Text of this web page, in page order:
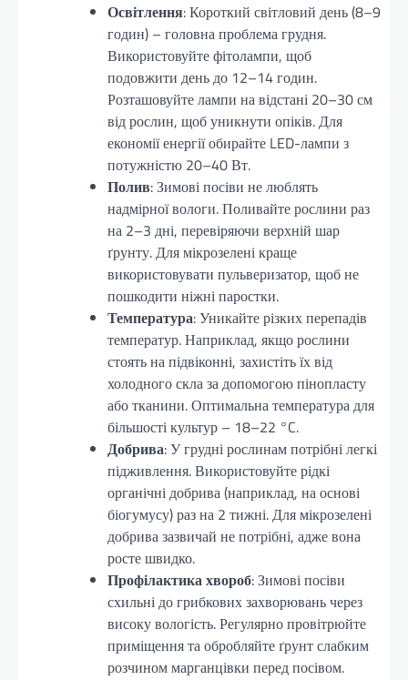
Освітлення: Короткий світловий день (8–9
годин) – головна проблема грудня.
Використовуйте фітолампи, щоб
подовжити день до 12–14 годин.
Розташовуйте лампи на відстані 20–30 см
від рослин, щоб уникнути опіків. Для
економії енергії обирайте LED-лампи з
потужністю 20–40 Вт.
Полив: Зимові посіви не люблять
надмірної вологи. Поливайте рослини раз
на 2–3 дні, перевіряючи верхній шар
ґрунту. Для мікрозелені краще
використовувати пульверизатор, щоб не
пошкодити ніжні паростки.
Температура: Уникайте різких перепадів
температур. Наприклад, якщо рослини
стоять на підвіконні, захистіть їх від
холодного скла за допомогою пінопласту
або тканини. Оптимальна температура для
більшості культур – 18–22 °C.
Добрива: У грудні рослинам потрібні легкі
підживлення. Використовуйте рідкі
органічні добрива (наприклад, на основі
біогумусу) раз на 2 тижні. Для мікрозелені
добрива зазвичай не потрібні, адже вона
росте швидко.
Профілактика хвороб: Зимові посіви
схильні до грибкових захворювань через
високу вологість. Регулярно провітрюйте
приміщення та обробляйте ґрунт слабким
розчином марганцівки перед посівом.